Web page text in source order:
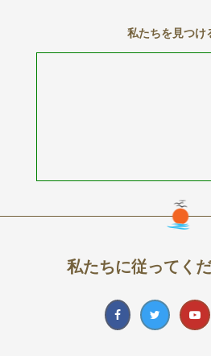
私たちを見つけ
私たちに従ってく